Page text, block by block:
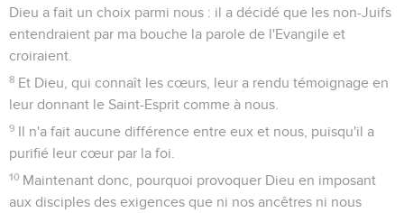
Dieu a fait un choix parmi nous : il a décidé que les non-Juifs
entendraient par ma bouche la parole de l'Evangile et
croiraient.
8 Et Dieu, qui connaît les cœurs, leur a rendu témoignage en
leur donnant le Saint-Esprit comme à nous.
9 Il n'a fait aucune différence entre eux et nous, puisqu'il a
purifié leur cœur par la foi.
10 Maintenant donc, pourquoi provoquer Dieu en imposant
aux disciples des exigences que ni nos ancêtres ni nous